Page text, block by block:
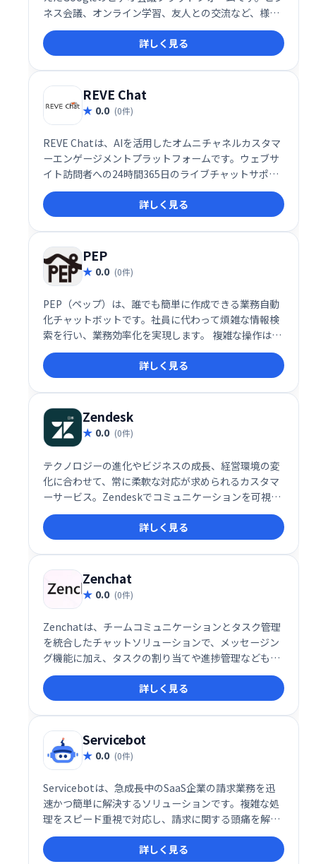
ネス会議、オンライン学習、友人との交流など、様々
なシーンで活用できます。シンプルで高機能なインタ
ーフェースで、スムーズなコミュニケーションを実
現。場所を選ばず、チームや仲間と簡単に繋がること
を可能にします。 無料プランから利用でき、ビジネス
ニーズにも対応する柔軟性も魅力です。
詳しく見る
REVE Chat
0.0 (0件)
REVE Chatは、AIを活用したオムニチャネルカスタマ
ーエンゲージメントプラットフォームです。ウェブサ
イト訪問者への24時間365日のライブチャットサポー
トを提供し、リード獲得と販売促進を支援します。AI
による効率的な対応と人間らしいサポートを両立し、
顧客エンゲージメントの向上を実現します。
詳しく見る
PEP
0.0 (0件)
PEP（ペップ）は、誰でも簡単に作成できる業務自動
化チャットボットです。社員に代わって煩雑な情報検
索を行い、業務効率化を実現します。 複雑な操作は不
要で、手軽に導入可能です。 問い合わせ対応の効率化
や、社員の負担軽減に貢献します。
詳しく見る
Zendesk
0.0 (0件)
テクノロジーの進化やビジネスの成長、経営環境の変
化に合わせて、常に柔軟な対応が求められるカスタマ
ーサービス。Zendeskでコミュニケーションを可視化
し、お客様の期待値を超える体験を届けませんか？
詳しく見る
Zenchat
0.0 (0件)
Zenchatは、チームコミュニケーションとタスク管理
を統合したチャットソリューションで、メッセージン
グ機能に加え、タスクの割り当てや進捗管理なども一
元化します。
詳しく見る
Servicebot
0.0 (0件)
Servicebotは、急成長中のSaaS企業の請求業務を迅
速かつ簡単に解決するソリューションです。複雑な処
理をスピード重視で対応し、請求に関する頭痛を解消
します。
詳しく見る